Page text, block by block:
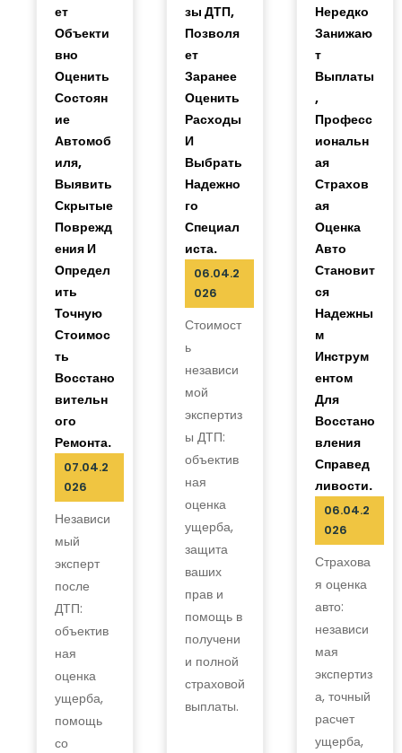
Ет
Объекти
Вно
Оценить
Состоян
Ие
Автомоб
Иля,
Выявить
Скрытые
Поврежд
Ения И
Определ
Ить
Точную
Стоимос
Ть
Восстано
Вительн
Ого
Ремонта.
07.04.2
026
Независи
мый
эксперт
после
ДТП:
объектив
ная
оценка
ущерба,
помощь
со
Зы ДТП,
Позволя
Ет
Заранее
Оценить
Расходы
И
Выбрать
Надежно
Го
Специал
Иста.
06.04.2
026
Стоимост
ь
независи
мой
экспертиз
ы ДТП:
объектив
ная
оценка
ущерба,
защита
ваших
прав и
помощь в
получени
и полной
страховой
выплаты.
Нередко
Занижаю
Т
Выплаты
,
Професс
Иональн
Ая
Страхов
Ая
Оценка
Авто
Становит
Ся
Надежны
М
Инструм
Ентом
Для
Восстано
Вления
Справед
Ливости.
06.04.2
026
Страхова
я оценка
авто:
независи
мая
экспертиз
а, точный
расчет
ущерба,